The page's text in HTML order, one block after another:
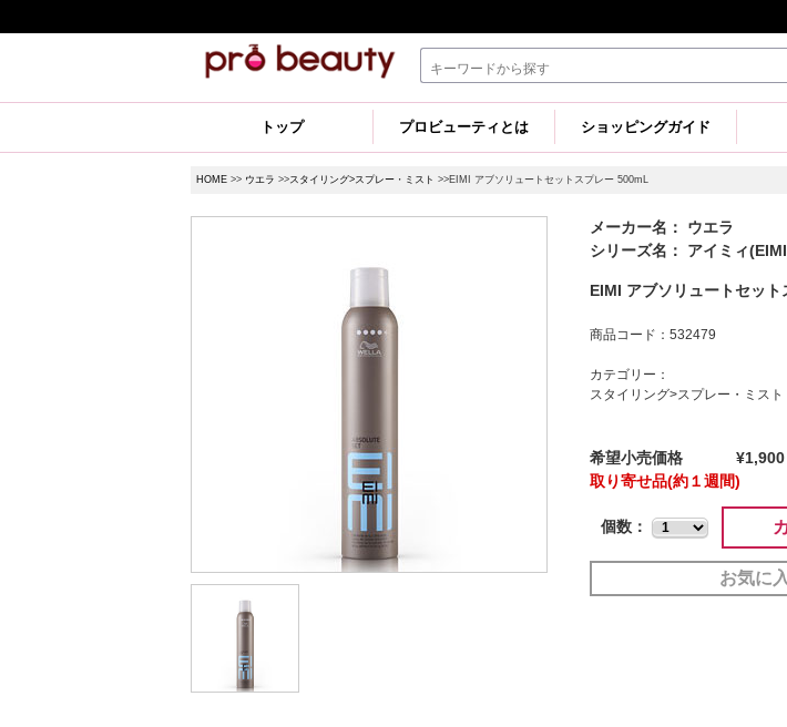
トップ プロビューティとは ショッピングガイド
HOME >> ウエラ >>スタイリング>スプレー・ミスト >>EIMI アブソリュートセットスプレー 500mL
メーカー名： ウエラ
シリーズ名： アイミィ
EIMI アブソリュートセッ
商品コード：532479
カテゴリー：
スタイリング>スプレー・ミスト
希望小売価格 ¥1,900
取り寄せ品(約１週間)
個数：
お気に